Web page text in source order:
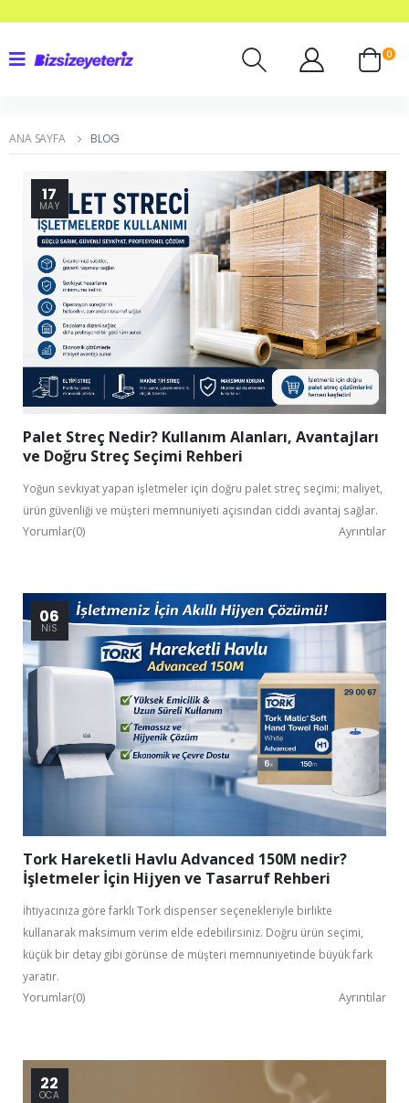
0
ANA SAYFA BLOG
17
MAY
Palet Streç Nedir? Kullanım Alanları, Avantajları
ve Doğru Streç Seçimi Rehberi
Yoğun sevkiyat yapan işletmeler için doğru palet streç seçimi; maliyet,
ürün güvenliği ve müşteri memnuniyeti açısından ciddi avantaj sağlar.
Yorumlar(0) Ayrıntılar
06
NIS
Tork Hareketli Havlu Advanced 150M nedir?
İşletmeler İçin Hijyen ve Tasarruf Rehberi
İhtiyacınıza göre farklı Tork dispenser seçenekleriyle birlikte
kullanarak maksimum verim elde edebilirsiniz. Doğru ürün seçimi,
küçük bir detay gibi görünse de müşteri memnuniyetinde büyük fark
yaratır.
Yorumlar(0) Ayrıntılar
22
OCA